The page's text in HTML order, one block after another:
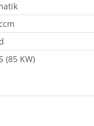
(85 KW)